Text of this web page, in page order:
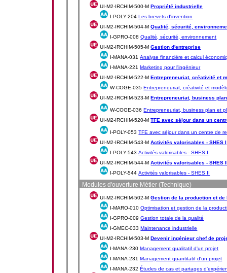
UI-M2-IRCHIM-500-MPropriété industrielle
I-POLY-204Les brevets d'invention
UI-M2-IRCHIM-504-MQualité, sécurité,
I-GPRO-008Qualité, sécurité, environnement
UI-M2-IRCHIM-505-MGestion d'entreprise
I-MANA-031Analyse financière et calcul
I-MANA-221Marketing pour l'ingénieur
UI-M2-IRCHIM-522-MEntrepreneuriat, créativité et
W-COGE-035Entrepreneuriat, créativité et
UI-M2-IRCHIM-523-MEntrepreneuriat, business
W-COGE-036Entrepreneuriat, business plan et
UI-M2-IRCHIM-520-MTFE avec séjour dans un
I-POLY-053TFE avec séjour dans un centre de
UI-M2-IRCHIM-543-MActivités valorisables - SHES I
I-POLY-543Activités valorisables - SHES I
UI-M2-IRCHIM-544-MActivités valorisables - SHES
I-POLY-544Activités valorisables - SHES II
Modules d'ouverture Métier (Technique)
UI-M2-IRCHIM-502-MGestion de la production et de
I-MARO-010Optimisation et gestion de la
I-GPRO-009Gestion totale de la qualité
I-GMEC-033Maintenance industrielle
UI-M2-IRCHIM-503-MDevenir ingénieur chef de
I-MANA-230Management qualitatif d'un projet
I-MANA-231Management quantitatif d'un projet
I-MANA-232Études de cas et partages